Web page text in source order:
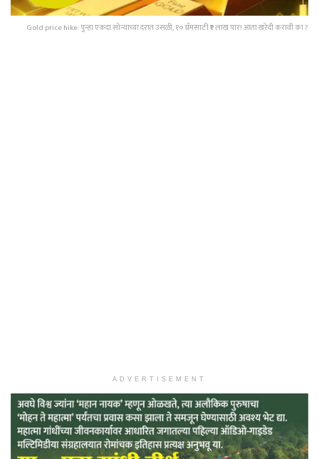
Gold price hike: पुन्हा एकदा सोन्याच्या दरात उसळी, १० ग्रॅमसाठी ₹१ लाख पार! आता खरेदी करावी का ?
ADVERTISEMENT